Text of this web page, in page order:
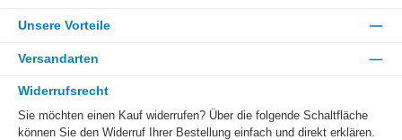
Unsere Vorteile
Versandarten
Widerrufsrecht
Sie möchten einen Kauf widerrufen? Über die folgende Schaltfläche
können Sie den Widerruf Ihrer Bestellung einfach und direkt erklären.